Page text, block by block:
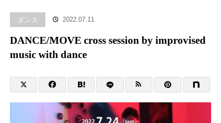
ダンス 2022.07.11
DANCE/MOVE cross session by improvised
music with dance